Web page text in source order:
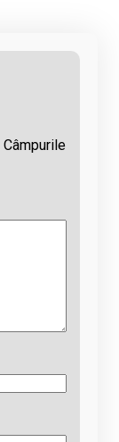
Câmpurile